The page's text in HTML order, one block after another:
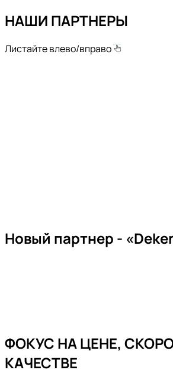
НАШИ ПАРТНЕРЫ
Листайте влево/вправо
Новый партнер -
ФОКУС НА ЦЕНЕ,
КАЧЕСТВЕ